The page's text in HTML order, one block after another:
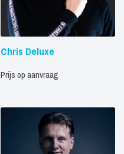
Chris Deluxe
Prijs op aanvraag